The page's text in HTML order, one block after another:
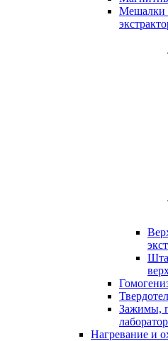
Мешалки
Зажимы,
Нагревание и